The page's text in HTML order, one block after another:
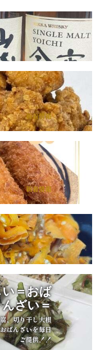
新着情報
新着情報
＝おば
んざい＝
、切り干し大根
ばんざいを毎日
ご提供！！